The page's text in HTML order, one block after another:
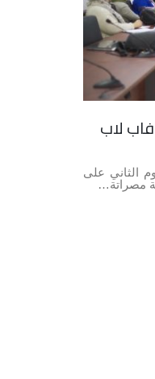
لاب
28 – 10 – 2019 و لليوم الثاني على
مصراتة…